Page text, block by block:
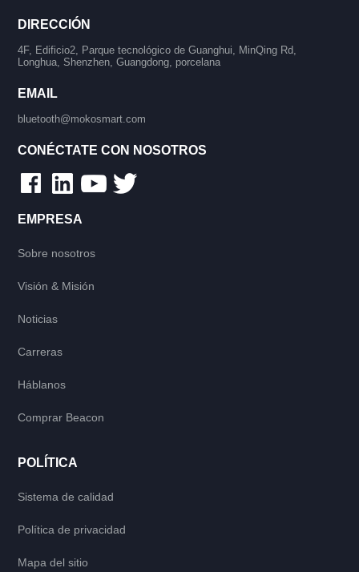
DIRECCIÓN
4F, Edificio2, Parque tecnológico de Guanghui, MinQing Rd,
Longhua, Shenzhen, Guangdong, porcelana
EMAIL
bluetooth@mokosmart.com
CONÉCTATE CON NOSOTROS
EMPRESA
Sobre nosotros
Visión & Misión
Noticias
Carreras
Háblanos
Comprar Beacon
POLÍTICA
Sistema de calidad
Política de privacidad
Mapa del sitio